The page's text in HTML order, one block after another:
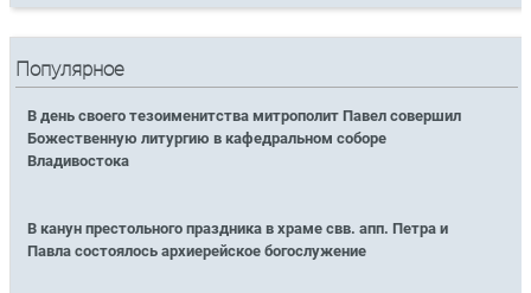
Популярное
В день своего тезоименитства митрополит Павел совершил
Божественную литургию в кафедральном соборе
Владивостока
В канун престольного праздника в храме свв. апп. Петра и
Павла состоялось архиерейское богослужение